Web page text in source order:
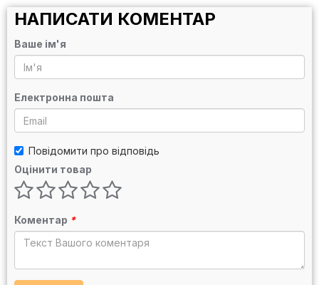
НАПИСАТИ КОМЕНТАР
Ваше ім'я
Електронна пошта
Повідомити про відповідь
Оцінити товар
Коментар *